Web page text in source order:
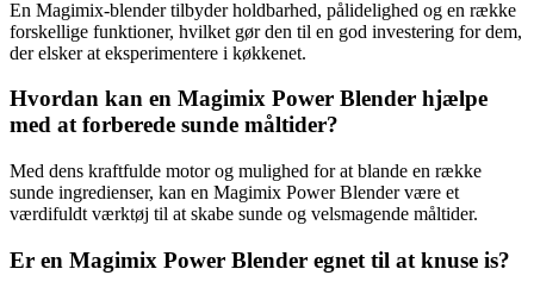
En Magimix-blender tilbyder holdbarhed, pålidelighed og en række
forskellige funktioner, hvilket gør den til en god investering for dem,
der elsker at eksperimentere i køkkenet.
Hvordan kan en Magimix Power Blender hjælpe
med at forberede sunde måltider?
Med dens kraftfulde motor og mulighed for at blande en række
sunde ingredienser, kan en Magimix Power Blender være et
værdifuldt værktøj til at skabe sunde og velsmagende måltider.
Er en Magimix Power Blender egnet til at knuse is?